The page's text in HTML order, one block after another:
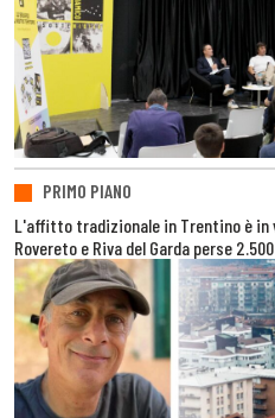
PRIMO PIANO
L'affitto tradizionale in Trentino è
Rovereto e Riva del Garda perse